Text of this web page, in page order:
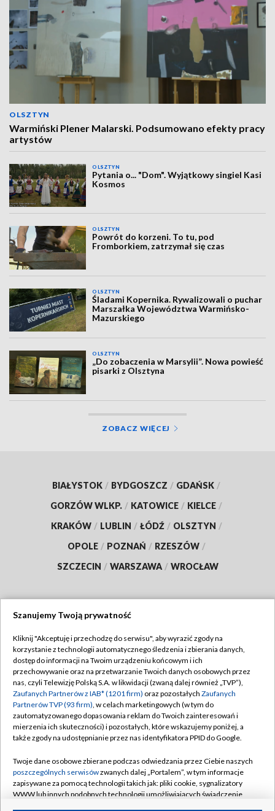
OLSZTYN
Warmiński Plener Malarski. Podsumowano efekty pracy
artystów
OLSZTYN
Pytania o... "Dom". Wyjątkowy singiel Kasi
Kosmos
OLSZTYN
Powrót do korzeni. To tu, pod
Fromborkiem, zatrzymał się czas
OLSZTYN
Śladami Kopernika. Rywalizowali o puchar
Marszałka Województwa Warmińsko-
Mazurskiego
OLSZTYN
„Do zobaczenia w Marsylii”. Nowa powieść
pisarki z Olsztyna
ZOBACZ WIĘCEJ
BIAŁYSTOK / BYDGOSZCZ / GDAŃSK /
GORZÓW WLKP. / KATOWICE / KIELCE /
KRAKÓW / LUBLIN / ŁÓDŹ / OLSZTYN /
OPOLE / POZNAŃ / RZESZÓW /
SZCZECIN / WARSZAWA / WROCŁAW
TVP
Abonament TVP
Emisja w TVP
Centrum informacji TVP
Naziemna Telewizja Cyfrowa
Rada Programowa
System NOS
Regulamin TVP
Polityka prywatności
Moje zgody
Pomoc
Kontakt
Szanujemy Twoją prywatność
Kliknij "Akceptuję i przechodzę do serwisu", aby wyrazić zgody na
korzystanie z technologii automatycznego śledzenia i zbierania danych,
dostęp do informacji na Twoim urządzeniu końcowym i ich
przechowywanie oraz na przetwarzanie Twoich danych osobowych przez
nas, czyli Telewizję Polską S.A. w likwidacji (zwaną dalej również „TVP”),
Zaufanych Partnerów z IAB* (1201 firm) oraz pozostałych Zaufanych
Partnerów TVP (93 firm), w celach marketingowych (w tym do
zautomatyzowanego dopasowania reklam do Twoich zainteresowań i
mierzenia ich skuteczności) i pozostałych, które wskazujemy poniżej, a
także zgody na udostępnianie przez nas identyfikatora PPID do Google.
Twoje dane osobowe zbierane podczas odwiedzania przez Ciebie naszych
poszczególnych serwisówzwanych dalej „Portalem”, w tym informacje
zapisywane za pomocą technologii takich jak: pliki cookie, sygnalizatory
WWW lub innych podobnych technologii umożliwiających świadczenie